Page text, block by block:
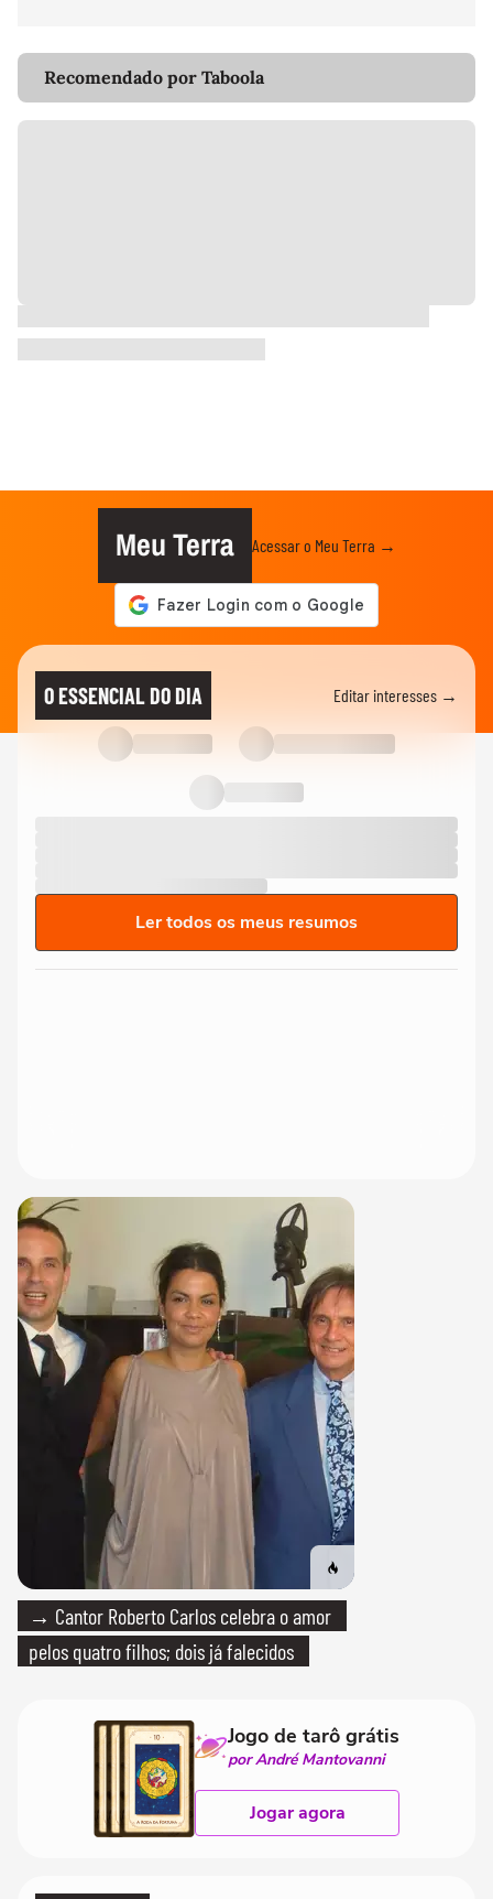
Recomendado por Taboola
Meu Terra Acessar o Meu Terra →
O ESSENCIAL DO DIA Editar interesses →
Ler todos os meus resumos
→ Cantor Roberto Carlos celebra o amor
pelos quatro filhos; dois já falecidos
Jogo de tarô grátis
por André Mantovanni
Jogar agora